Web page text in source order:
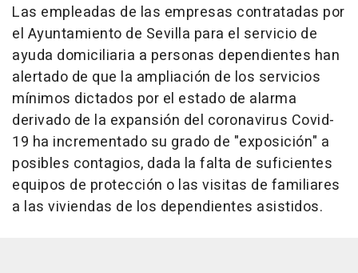
Las empleadas de las empresas contratadas por
el Ayuntamiento de Sevilla para el servicio de
ayuda domiciliaria a personas dependientes han
alertado de que la ampliación de los servicios
mínimos dictados por el estado de alarma
derivado de la expansión del coronavirus Covid-
19 ha incrementado su grado de "exposición" a
posibles contagios, dada la falta de suficientes
equipos de protección o las visitas de familiares
a las viviendas de los dependientes asistidos.